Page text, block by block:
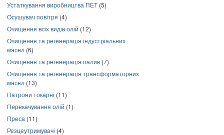
Устаткування виробництва ПЕТ (5)
Осушувач повітря (4)
Очищення всіх видів олій (12)
Очищення та регенерація індустріальних
масел (6)
Очищення та регенерація палив (7)
Очищення та регенерація трансформаторних
масел (13)
Патрони токарні (11)
Перекачування олій (1)
Преса (11)
Резцеутримувачі (4)